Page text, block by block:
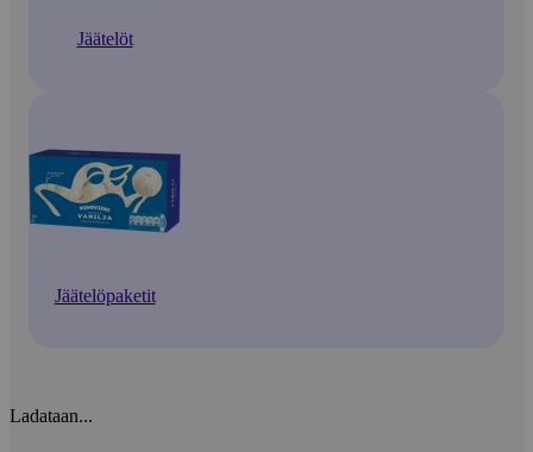
Jäätelöt
Jäätelöpaketit
Ladataan...